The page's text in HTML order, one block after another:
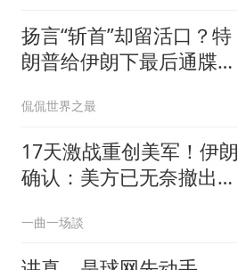
扬言“斩首”却留活口？特
朗普给伊朗下最后通牒，
侃侃世界之最
17天激战重创美军！伊朗
确认：美方已无奈撤出两
一曲一场談